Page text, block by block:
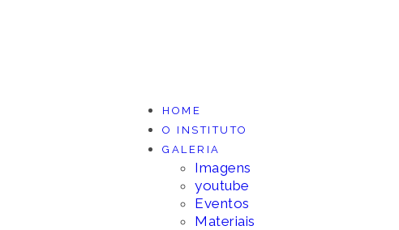
HOME
O INSTITUTO
GALERIA
Imagens
youtube
Eventos
Materiais